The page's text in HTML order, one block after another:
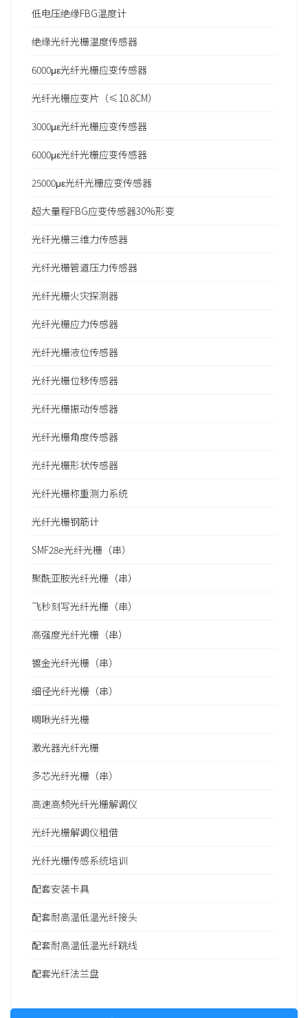
低电压绝缘FBG温度计
绝缘光纤光栅温度传感器
6000με光纤光栅应变传感器
光纤光栅应变片（≤10.8CM）
3000με光纤光栅应变传感器
6000με光纤光栅应变传感器
25000με光纤光栅应变传感器
超大量程FBG应变传感器30%形变
光纤光栅三维力传感器
光纤光栅管道压力传感器
光纤光栅火灾探测器
光纤光栅应力传感器
光纤光栅液位传感器
光纤光栅位移传感器
光纤光栅振动传感器
光纤光栅角度传感器
光纤光栅形状传感器
光纤光栅称重测力系统
光纤光栅钢筋计
SMF28e光纤光栅（串）
聚酰亚胺光纤光栅（串）
飞秒刻写光纤光栅（串）
高强度光纤光栅（串）
镀金光纤光栅（串）
细径光纤光栅（串）
啁啾光纤光栅
激光器光纤光栅
多芯光纤光栅（串）
高速高频光纤光栅解调仪
光纤光栅解调仪租借
光纤光栅传感系统培训
配套安装卡具
配套耐高温低温光纤接头
配套耐高温低温光纤跳线
配套光纤法兰盘